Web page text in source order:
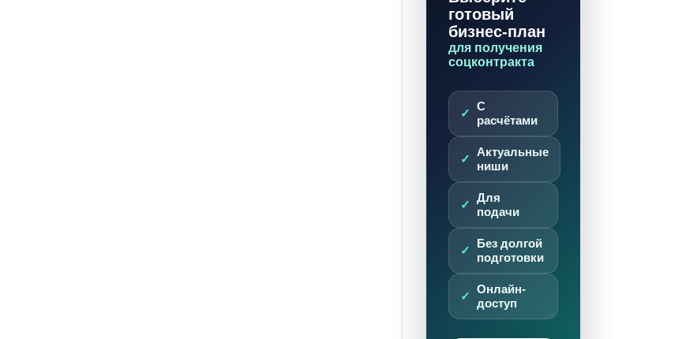
готовый
бизнес-план
для получения
соцконтракта
С
расчётами
Актуальные
ниши
Для
подачи
Без долгой
подготовки
Онлайн-
доступ